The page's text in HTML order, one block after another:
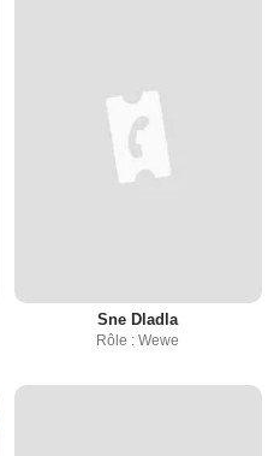
Sne Dladla
Rôle : Wewe